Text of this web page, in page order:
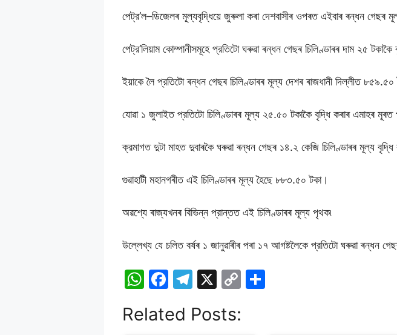
পেট্র’ল–ডিজেলৰ মূল্যবৃদ্ধিয়ে জুৰুলা কৰা দেশবাসীৰ ওপৰত এইবাৰ ৰন্ধন গেছৰ
পেট্র’লিয়াম কোম্পানীসমূহে প্রতিটো ঘৰুৱা ৰন্ধন গেছৰ চিলিণ্ডাৰৰ দাম ২৫ টকাকৈ
ইয়াকে লৈ প্রতিটো ৰন্ধন গেছৰ চিলিণ্ডাৰৰ মূল্য দেশৰ ৰাজধানী দিল্লীত ৮৫৯.৫০
যোৱা ১ জুলাইত প্রতিটো চিলিণ্ডাৰৰ মূল্য ২৫.৫০ টকাকৈ বৃদ্ধি কৰাৰ এমাহৰ মূৰত
ক্রমাগত দুটা মাহত দুবাৰকৈ ঘৰুৱা ৰন্ধন গেছৰ ১৪.২ কেজি চিলিণ্ডাৰৰ মূল্য বৃদ্ধি
গুৱাহাটী মহানগৰীত এই চিলিণ্ডাৰৰ মূল্য হৈছে ৮৮৩.৫০ টকা।
অৱশ্যে ৰাজ্যখনৰ বিভিন্ন প্রান্তত এই চিলিণ্ডাৰৰ মূল্য পৃথক৷
উল্লেখ্য যে চলিত বর্ষৰ ১ জানুৱাৰীৰ পৰা ১৭ আগষ্টলৈকে প্রতিটো ঘৰুৱা ৰন্ধন
W
at
F
c
T
e
X
C
Related Posts: